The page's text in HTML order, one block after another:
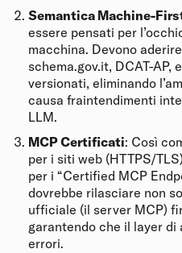
Semantica Machine-
essere pensati per
macchina. Devono
schema.gov.it, DCAT-AP,
versionati, eliminando
causa fraintendimenti
LLM.
MCP Certificati: Così
per i siti web (HTTPS/
per i “Certified MCP
dovrebbe rilasciare non
ufficiale (il server MCP)
garantendo che il layer
errori.